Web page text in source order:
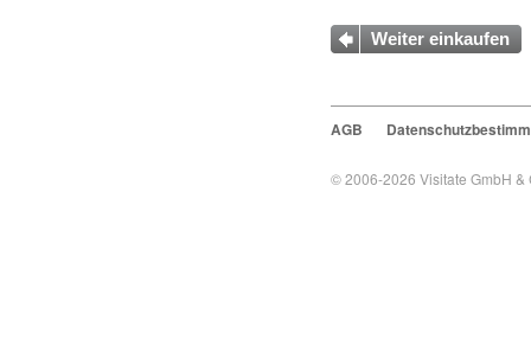
Weiter einkaufen
AGB
© 2006-2026 Visitate GmbH &